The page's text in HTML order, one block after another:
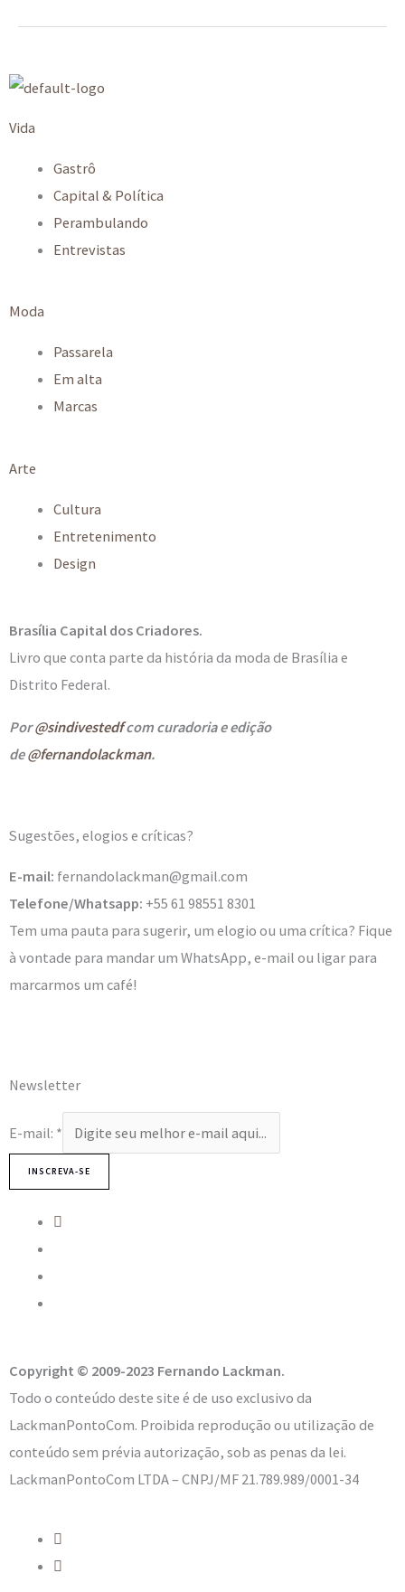
Vida
Gastrô
Capital & Política
Perambulando
Entrevistas
Moda
Passarela
Em alta
Marcas
Arte
Cultura
Entretenimento
Design
Brasília Capital dos Criadores.
Livro que conta parte da história da moda de Brasília e
Distrito Federal.
Por@sindivestedfcom curadoria e edição
de@fernandolackman.
Sugestões, elogios e críticas?
E-mail: fernandolackman@gmail.com
Telefone/Whatsapp: +55 61 98551 8301
Tem uma pauta para sugerir, um elogio ou uma crítica? Fique
à vontade para mandar um WhatsApp, e-mail ou ligar para
marcarmos um café!
Newsletter
E-mail: *
INSCREVA-SE
Copyright © 2009-2023 Fernando Lackman.
Todo o conteúdo deste site é de uso exclusivo da
LackmanPontoCom. Proibida reprodução ou utilização de
conteúdo sem prévia autorização, sob as penas da lei.
LackmanPontoCom LTDA – CNPJ/MF 21.789.989/0001-34